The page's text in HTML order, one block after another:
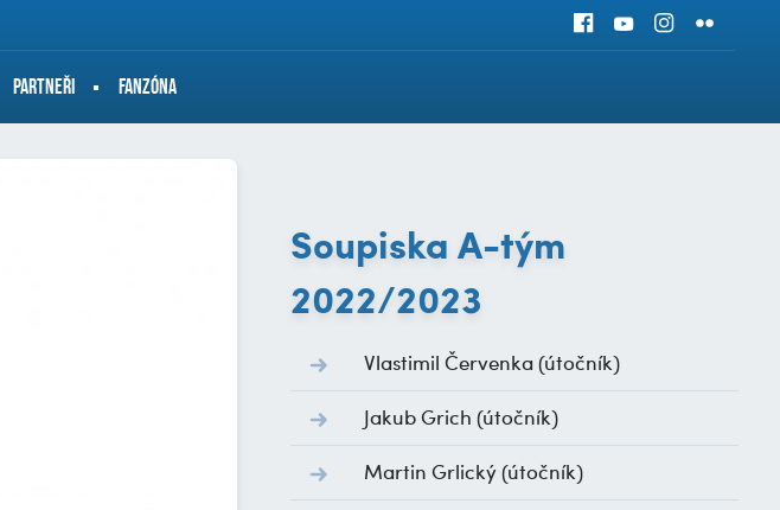
PARTNEŘI FANZÓNA
Soupiska A-tým
2022/2023
Vlastimil Červenka (útočník)
Jakub Grich (útočník)
Martin Grlický(útočník)